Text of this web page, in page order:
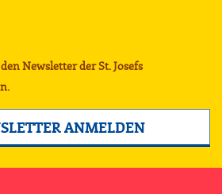
Newsletter der St. Josefs
ANMELDEN